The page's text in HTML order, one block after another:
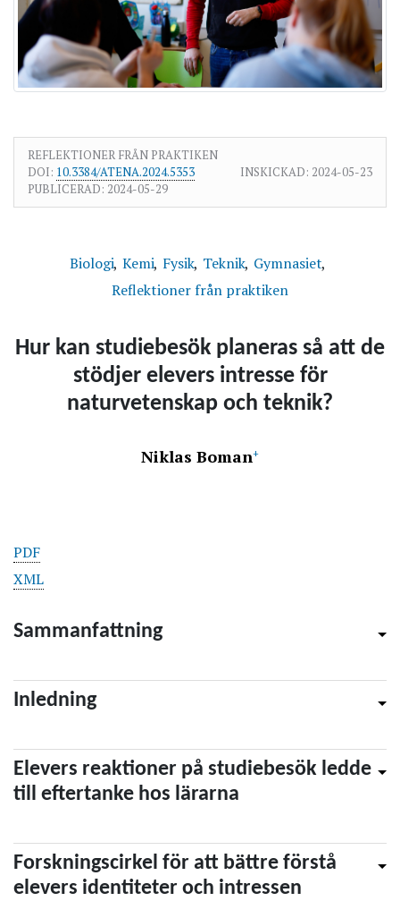
REFLEKTIONER FRÅN PRAKTIKEN
DOI: 10.3384/ATENA.2024.5353 INSKICKAD: 2024-05-23
PUBLICERAD: 2024-05-29
Biologi Kemi Fysik Teknik Gymnasiet
Reflektioner från praktiken
Hur kan studiebesök planeras så att de
stödjer elevers intresse för
naturvetenskap och teknik?
Niklas Boman+
PDF
XML
Sammanfattning
Inledning
Elevers reaktioner på studiebesök ledde
till eftertanke hos lärarna
Forskningscirkel för att bättre förstå
elevers identiteter och intressen